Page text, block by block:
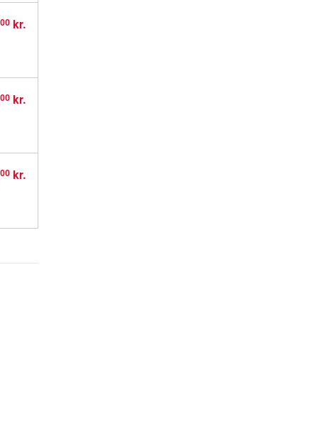
00 kr.
00 kr.
00 kr.